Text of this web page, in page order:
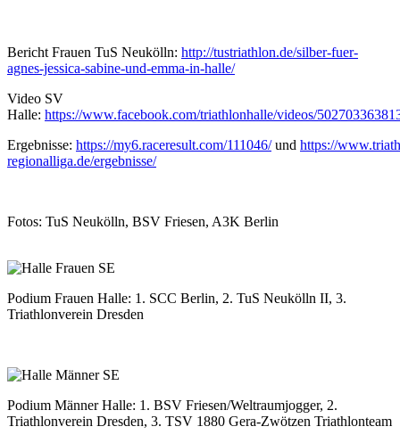
Bericht Frauen TuS Neukölln: http://tustriathlon.de/silber-fuer-
agnes-jessica-sabine-und-emma-in-halle/
Video SV
Halle: https://www.facebook.com/triathlonhalle/videos/
Ergebnisse: https://my6.raceresult.com/111046/und https://
regionalliga.de/ergebnisse/
Fotos: TuS Neukölln, BSV Friesen, A3K Berlin
Podium Frauen Halle: 1. SCC Berlin, 2. TuS Neukölln II, 3.
Triathlonverein Dresden
Podium Männer Halle: 1. BSV Friesen/Weltraumjogger, 2.
Triathlonverein Dresden, 3. TSV 1880 Gera-Zwötzen Triathlonteam